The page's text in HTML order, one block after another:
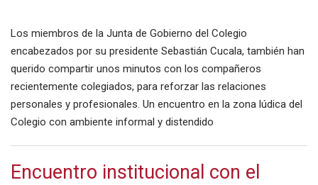
Los miembros de la Junta de Gobierno del Colegio
encabezados por su presidente Sebastián Cucala, también han
querido compartir unos minutos con los compañeros
recientemente colegiados, para reforzar las relaciones
personales y profesionales. Un encuentro en la zona lúdica del
Colegio con ambiente informal y distendido
Encuentro institucional con el